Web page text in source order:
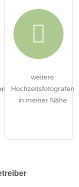
an den
weitere
Hochzeitsfotografen
in meiner Nähe